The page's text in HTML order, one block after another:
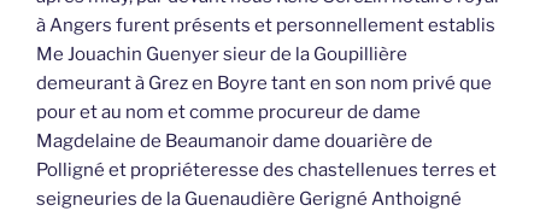
à Angers furent présents et personnellement establis
Me Jouachin Guenyer sieur de la Goupillière
demeurant à Grez en Boyre tant en son nom privé que
pour et au nom et comme procureur de dame
Magdelaine de Beaumanoir dame douarière de
Polligné et propriéteresse des chastellenues terres et
seigneuries de la Guenaudière Gerigné Anthoigné